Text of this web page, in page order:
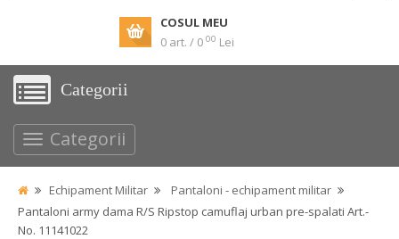
COSUL MEU
0 art. / 0 00 Lei
Categorii
Categorii
Echipament Militar
Pantaloni - echipament militar
Pantaloni army dama R/S Ripstop camuflaj urban pre-spalati Art.-
No. 11141022